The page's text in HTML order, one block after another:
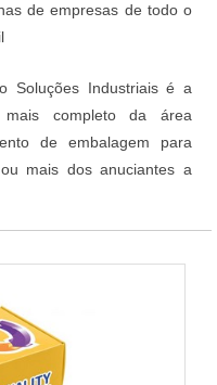
de empresas de todo o
Soluções Industriais é a
mais completo da área
de embalagem para
mais dos anuciantes a